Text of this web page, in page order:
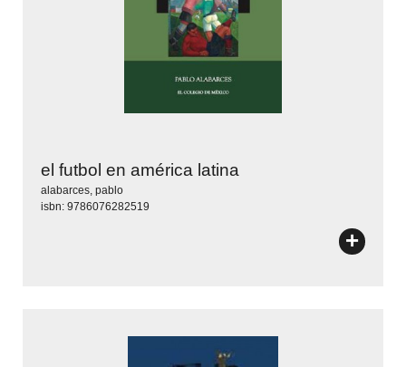
el futbol en américa latina
alabarces, pablo
isbn: 9786076282519
+